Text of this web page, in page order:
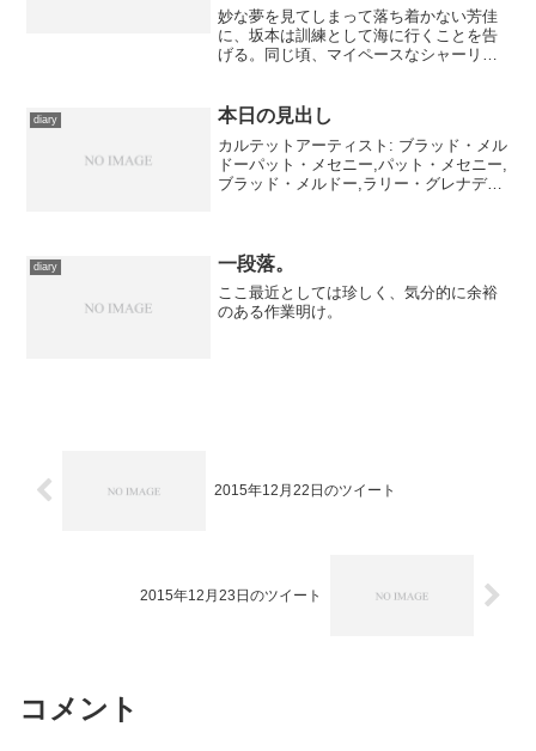
妙な夢を見てしまって落ち着かない芳佳
に、坂本は訓練として海に行くことを告
げる。同じ頃、マイペースなシャーリー
身の彼女は、ストライカーで音速を超え
るときを夢見ていた…… ...
diary 本日の見出し
カルテットアーティスト: ブラッド・メル
ドーパット・メセニー,パット・メセニー,
ブラッド・メルドー,ラリー・グレナディ
diary 一段落。
ここ最近としては珍しく、気分的に余裕
のある作業明け。
2015年12月22日のツイート
2015年12月23日のツイート
コメント